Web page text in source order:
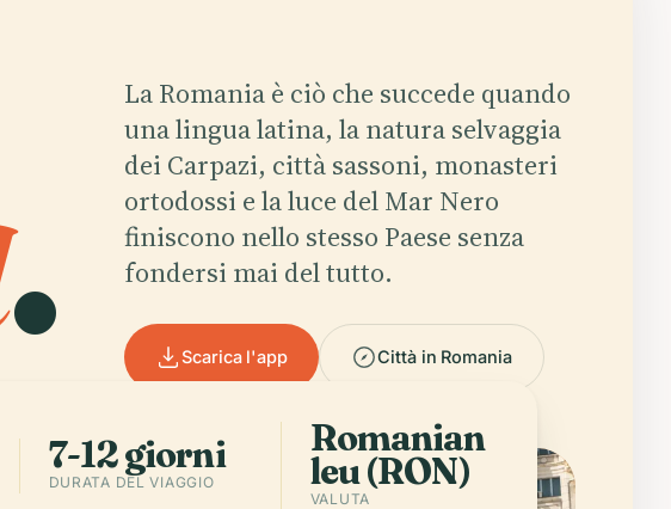
.
La Romania è ciò che succede quando
una lingua latina, la natura selvaggia
dei Carpazi, città sassoni, monasteri
ortodossi e la luce del Mar Nero
finiscono nello stesso Paese senza
fondersi mai del tutto.
Scarica l'app Città in Romania
7-12 giorni
DURATA DEL VIAGGIO
Romanian
leu (RON)
VALUTA